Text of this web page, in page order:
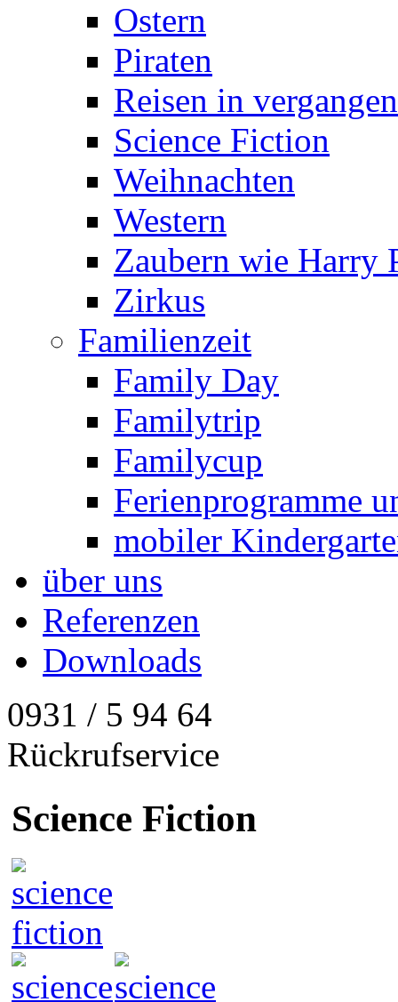
Ostern
Piraten
Reisen in
Science Fiction
Weihnachten
Western
Zaubern wie Harry
Zirkus
Familienzeit
Family Day
Familytrip
Familycup
Ferienprogramme
mobiler
über uns
Referenzen
Downloads
0931 / 5 94 64
Rückrufservice
Science Fiction